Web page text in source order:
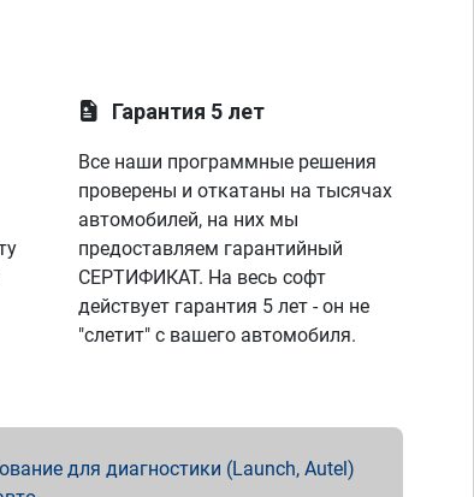
Гарантия 5 лет
Все наши программные решения
проверены и откатаны на тысячах
автомобилей, на них мы
предоставляем гарантийный
СЕРТИФИКАТ. На весь софт
действует гарантия 5 лет - он не
"слетит" с вашего автомобиля.
для диагностики (Launch, Autel)